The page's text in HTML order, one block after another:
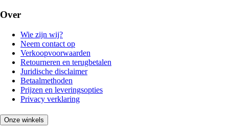
Over
Wie zijn wij?
Neem contact op
Verkoopvoorwaarden
Retourneren en terugbetalen
Juridische disclaimer
Betaalmethoden
Prijzen en leveringsopties
Privacy verklaring
Onze winkels